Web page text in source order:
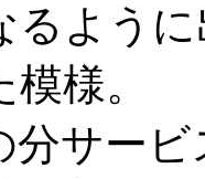
るよう
様。
分サー